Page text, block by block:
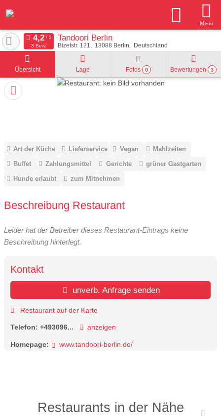
Menu
Tandoori Berlin
Bizetstr. 121 13088 Berlin Deutschland
3 Bew.
Übersicht Lage Fotos 0 Bewertungen 3
Art der Küche Lieferservice Vegan
Mahlzeiten
Buffet
Zahlungsmittel Gerichte
grüner Gastgarten
Hunde erlaubt
zum Mitnehmen
Beschreibung Restaurant
Leider hat der Betreiber dieses Restaurant-Eintrags keine
Beschreibung hinterlegt.
Kontakt
unverb. Anfrage senden
Restaurant auf der Karte
Telefon: +493096... anzeigen
Homepage: www.tandoori-berlin.de/
Restaurants in der Nähe